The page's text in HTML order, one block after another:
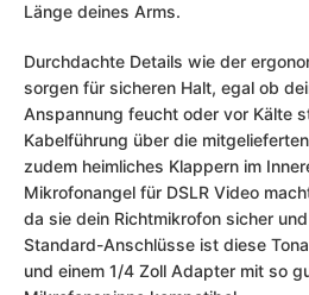
Länge deines Arms.
Durchdachte Details wie der
sorgen für sicheren Halt, egal ob
Anspannung feucht oder vor Kälte
Kabelführung über die
zudem heimliches Klappern im
Mikrofonangel für DSLR Video
da sie dein Richtmikrofon sicher
Standard-Anschlüsse ist diese
und einem 1/4 Zoll Adapter mit so